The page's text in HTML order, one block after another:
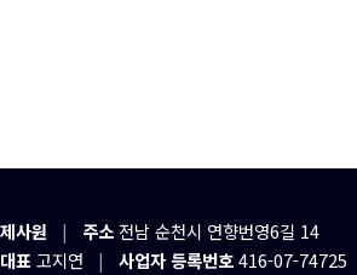
제사원 | 주소 전남 순천시 연향번영6길 14
대표 고지연 | 사업자 등록번호416-07-74725